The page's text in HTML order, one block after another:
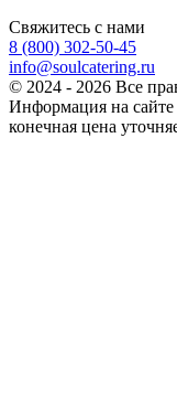
Свяжитесь с нами
8 (800) 302-50-45
info@soulcatering.ru
© 2024 - 2026 Все
Информация на сайте
конечная цена